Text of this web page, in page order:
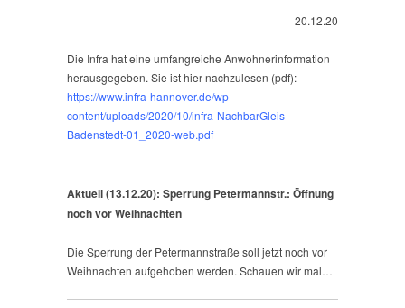
20.12.20
Die Infra hat eine umfangreiche Anwohnerinformation
herausgegeben. Sie ist hier nachzulesen (pdf):
https://www.infra-hannover.de/wp-
content/uploads/2020/10/infra-NachbarGleis-
Badenstedt-01_2020-web.pdf
Aktuell (13.12.20): Sperrung Petermannstr.: Öffnung
noch vor Weihnachten
Die Sperrung der Petermannstraße soll jetzt noch vor
Weihnachten aufgehoben werden. Schauen wir mal…